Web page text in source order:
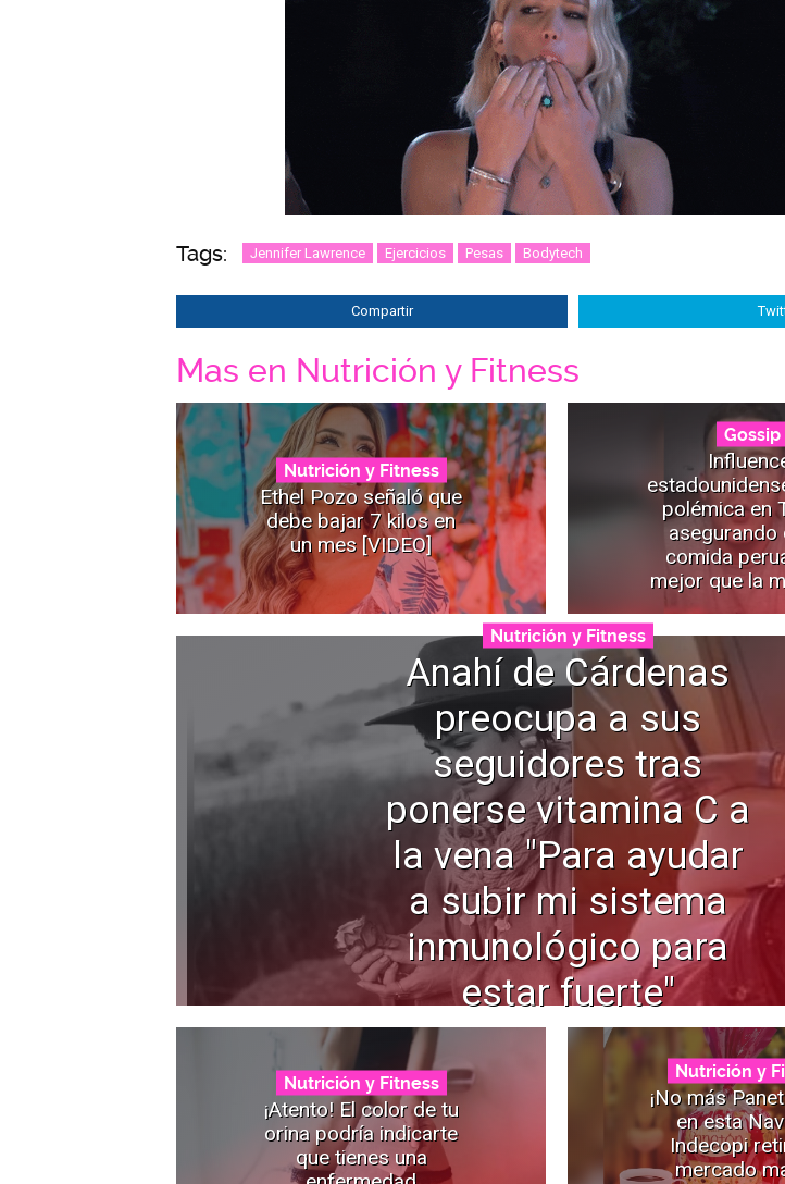
Tags: Jennifer Lawrence Ejercicios Pesas Bodytech
Compartir
Mas en Nutrición y Fitness
Nutrición y Fitness
Ethel Pozo señaló que
debe bajar 7 kilos en
un mes [VIDEO]
Gossip
polémica en
asegurando
comida
mejor que la
Nutrición y Fitness
Anahí de Cárdenas
preocupa a sus
seguidores tras
ponerse vitamina C a
la vena "Para ayudar
a subir mi sistema
inmunológico para
estar fuerte"
Nutrición y Fitness
¡Atento! El color de tu
orina podría indicarte
que tienes una
Nutrición y
¡No más
en esta
Indecopi
mercado